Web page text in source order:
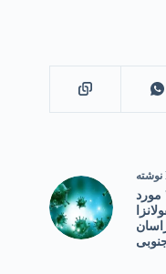
نوشته
ثبت ۲۰ مورد